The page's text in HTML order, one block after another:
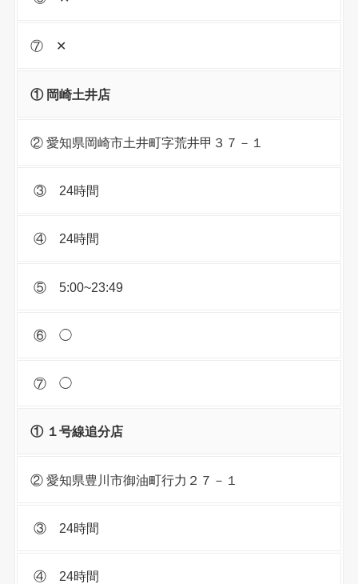
⑦ ✕
① 岡崎土井店
② 愛知県岡崎市土井町字荒井甲３７－１
③ 24時間
④ 24時間
⑤ 5:00~23:49
⑥ ◯
⑦ ◯
① １号線追分店
② 愛知県豊川市御油町行力２７－１
③ 24時間
④ 24時間